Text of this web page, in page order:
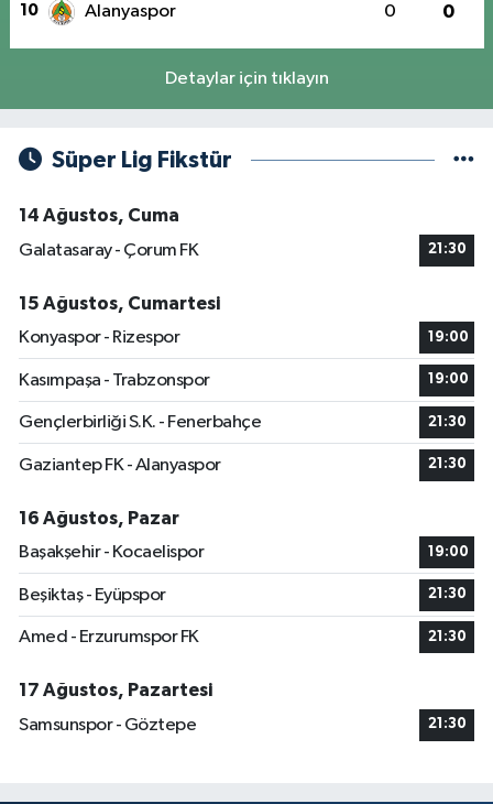
10 Alanyaspor 0 0
Detaylar için tıklayın
Süper Lig Fikstür
14 Ağustos, Cuma
Galatasaray - Çorum FK
21:30
15 Ağustos, Cumartesi
Konyaspor - Rizespor
19:00
Kasımpaşa - Trabzonspor 19:00
Gençlerbirliği S.K. - Fenerbahçe 21:30
Gaziantep FK - Alanyaspor 21:30
16 Ağustos, Pazar
Başakşehir - Kocaelispor
19:00
Beşiktaş - Eyüpspor 21:30
Amed - Erzurumspor FK 21:30
17 Ağustos, Pazartesi
Samsunspor - Göztepe
21:30